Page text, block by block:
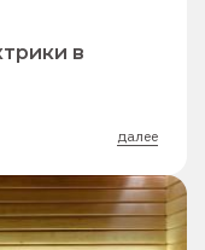
в
далее